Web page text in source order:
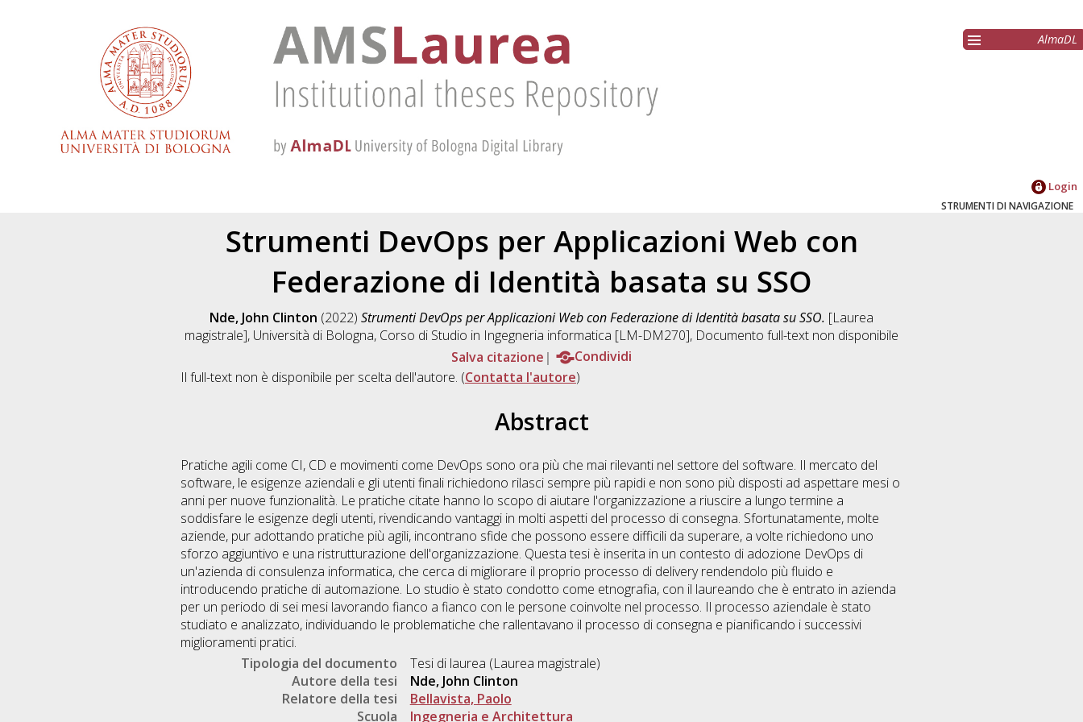
AlmaDL
Login
STRUMENTI DI NAVIGAZIONE
Strumenti DevOps per Applicazioni Web con
Federazione di Identità basata su SSO
Nde, John Clinton (2022) Strumenti DevOps per Applicazioni Web con Federazione di Identità basata su SSO. [Laurea
magistrale], Università di Bologna, Corso di Studio in Ingegneria informatica [LM-DM270], Documento full-text non disponibile
Salva citazione
Condividi
Il full-text non è disponibile per scelta dell'autore. (Contatta l'autore)
Abstract
Pratiche agili come CI, CD e movimenti come DevOps sono ora più che mai rilevanti nel settore del software. Il mercato del
software, le esigenze aziendali e gli utenti finali richiedono rilasci sempre più rapidi e non sono più disposti ad aspettare mesi o
anni per nuove funzionalità. Le pratiche citate hanno lo scopo di aiutare l'organizzazione a riuscire a lungo termine a
soddisfare le esigenze degli utenti, rivendicando vantaggi in molti aspetti del processo di consegna. Sfortunatamente, molte
aziende, pur adottando pratiche più agili, incontrano sfide che possono essere difficili da superare, a volte richiedono uno
sforzo aggiuntivo e una ristrutturazione dell'organizzazione. Questa tesi è inserita in un contesto di adozione DevOps di
un'azienda di consulenza informatica, che cerca di migliorare il proprio processo di delivery rendendolo più fluido e
introducendo pratiche di automazione. Lo studio è stato condotto come etnografia, con il laureando che è entrato in azienda
per un periodo di sei mesi lavorando fianco a fianco con le persone coinvolte nel processo. Il processo aziendale è stato
studiato e analizzato, individuando le problematiche che rallentavano il processo di consegna e pianificando i successivi
miglioramenti pratici.
Tipologia del documento
Tesi di laurea (Laurea magistrale)
Autore della tesi
Nde, John Clinton
Relatore della tesi
Bellavista, Paolo
Scuola
Ingegneria e Architettura